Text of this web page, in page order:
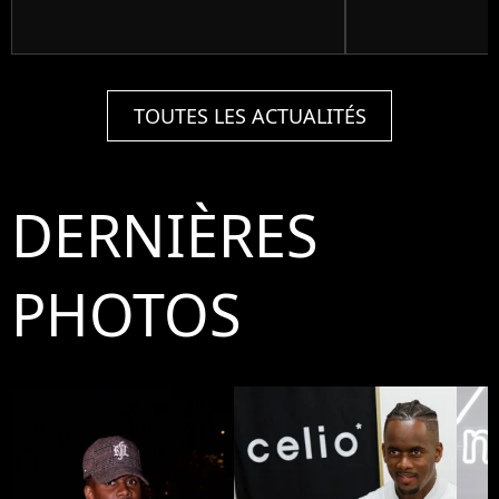
TOUTES LES ACTUALITÉS
DERNIÈRES
PHOTOS